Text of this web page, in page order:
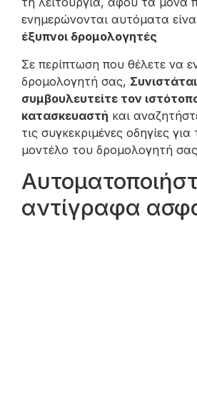
ενημερώνονται αυτόματα
έξυπνοι δρομολογητές
Σε περίπτωση που θέλετε να
δρομολογητή σας,
συμβουλευτείτε τον
κατασκευαστή και
τις συγκεκριμένες οδηγίες
μοντέλο του δρομολογητή
αντίγραφα